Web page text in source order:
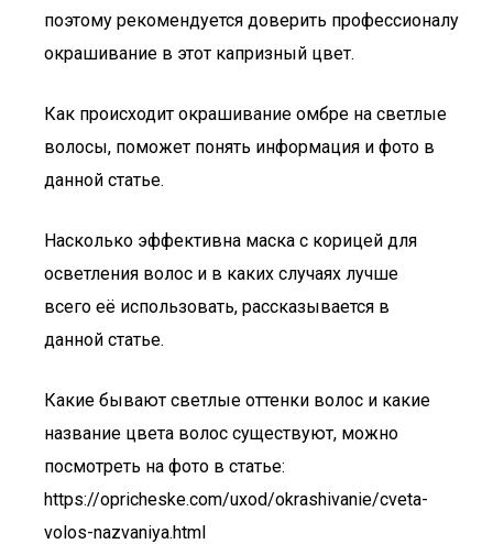
поэтому рекомендуется доверить профессионалу
окрашивание в этот капризный цвет.
Как происходит окрашивание омбре на светлые
волосы, поможет понять информация и фото в
данной статье.
Насколько эффективна маска с корицей для
осветления волос и в каких случаях лучше
всего её использовать, рассказывается в
данной статье.
Какие бывают светлые оттенки волос и какие
название цвета волос существуют, можно
посмотреть на фото в статье:
https://opricheske.com/uxod/okrashivanie/cveta-
volos-nazvaniya.html